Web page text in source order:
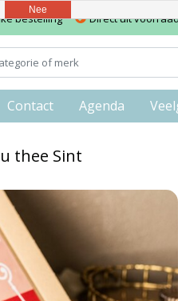
bestelling Direct uit
Contact Agenda
thee Sint
Nee